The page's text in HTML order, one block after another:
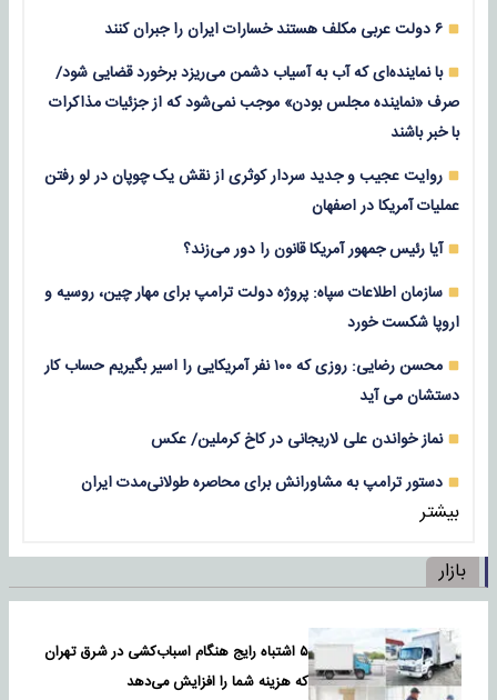
۶ دولت عربی مکلف هستند خسارات ایران را جبران کنند
با نماینده‌ای که آب به آسیاب دشمن می‌ریزد برخورد قضایی شود/
صرف «نماینده مجلس بودن» موجب نمی‌شود که از جزئیات مذاکرات
با خبر باشند
روایت عجیب و جدید سردار کوثری از نقش یک چوپان در لو رفتن
عملیات آمریکا در اصفهان
آیا رئیس جمهور آمریکا قانون را دور می‌زند؟
سازمان اطلاعات سپاه: پروژه دولت ترامپ برای مهار چین، روسیه و
اروپا شکست خورد
محسن رضایی: روزی که ۱۰۰ نفر آمریکایی را اسیر بگیریم حساب کار
دستشان می آید
نماز خواندن علی لاریجانی در کاخ کرملین/ عکس
دستور ترامپ به مشاورانش برای محاصره طولانی‌مدت ایران
بیشتر
بازار
۵ اشتباه رایج هنگام اسباب‌کشی در شرق تهران
که هزینه شما را افزایش می‌دهد